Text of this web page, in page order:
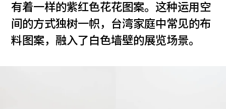
有着一样的紫红色花花图案。这种运用空
间的方式独树一帜，台湾家庭中常见的布
料图案，融入了白色墙壁的展览场景。